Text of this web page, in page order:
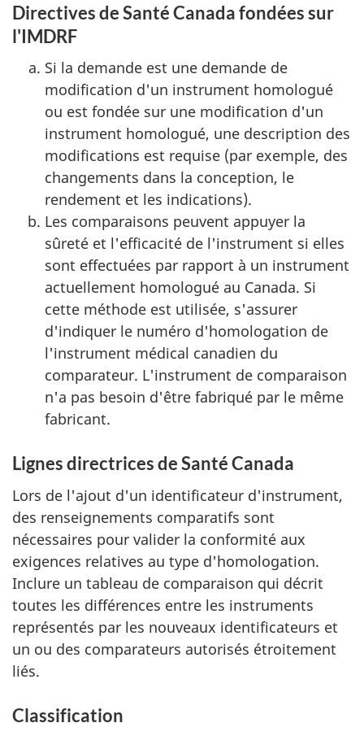
Directives de Santé Canada fondées sur
l'IMDRF
Si la demande est une demande de
modification d'un instrument homologué
ou est fondée sur une modification d'un
instrument homologué, une description des
modifications est requise (par exemple, des
changements dans la conception, le
rendement et les indications).
Les comparaisons peuvent appuyer la
sûreté et l'efficacité de l'instrument si elles
sont effectuées par rapport à un instrument
actuellement homologué au Canada. Si
cette méthode est utilisée, s'assurer
d'indiquer le numéro d'homologation de
l'instrument médical canadien du
comparateur. L'instrument de comparaison
n'a pas besoin d'être fabriqué par le même
fabricant.
Lignes directrices de Santé Canada
Lors de l'ajout d'un identificateur d'instrument,
des renseignements comparatifs sont
nécessaires pour valider la conformité aux
exigences relatives au type d'homologation.
Inclure un tableau de comparaison qui décrit
toutes les différences entre les instruments
représentés par les nouveaux identificateurs et
un ou des comparateurs autorisés étroitement
liés.
Classification